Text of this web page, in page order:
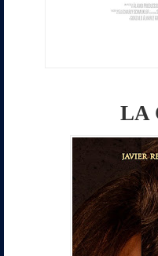
LA